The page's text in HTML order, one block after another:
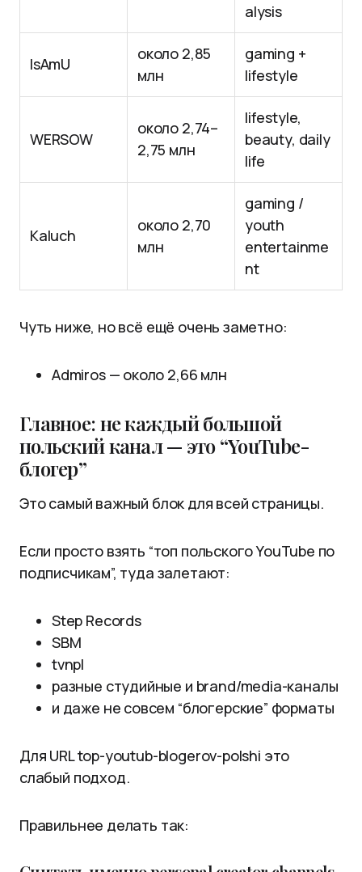
alysis
IsAmU
около 2,85
млн
gaming +
lifestyle
WERSOW
около 2,74–
2,75 млн
lifestyle,
beauty, daily
life
Kaluch
около 2,70
млн
gaming /
youth
entertainme
nt
Чуть ниже, но всё ещё очень заметно:
Admiros — около 2,66 млн
Главное: не каждый большой
польский канал — это “YouTube-
блогер”
Это самый важный блок для всей страницы.
Если просто взять “топ польского YouTube по
подписчикам”, туда залетают:
Step Records
SBM
tvnpl
разные студийные и brand/media-каналы
и даже не совсем “блогерские” форматы
Для URL top-youtub-blogerov-polshi это
слабый подход.
Правильнее делать так: